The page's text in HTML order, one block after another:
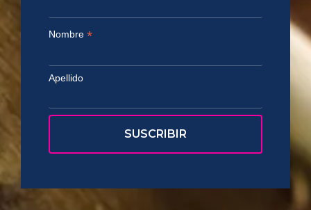
Nombre *
Apellido